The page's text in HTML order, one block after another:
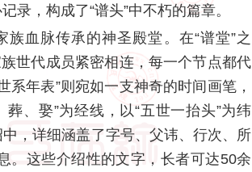
，构成了“谱头”中不朽的篇章。
血脉传承的神圣殿堂。在“谱堂”之
世代成员紧密相连，每一个节点都代
年表”则宛如一支神奇的时间画笔，
、娶”为经线，以“五世一抬头”为纬
，详细涵盖了字号、父讳、行次、所
。这些介绍性的文字，长者可达50余